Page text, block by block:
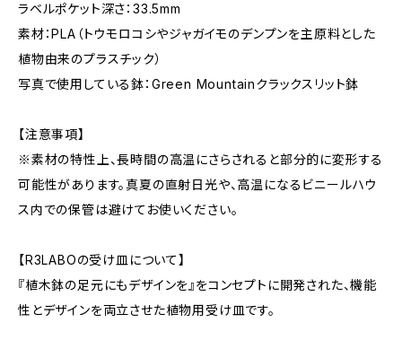
ラベルポケット深さ：33.5mm
素材：PLA（トウモロコシやジャガイモのデンプンを主原料とした
植物由来のプラスチック）
写真で使用している鉢：Green Mountainクラックスリット鉢
【注意事項】
※素材の特性上、長時間の高温にさらされると部分的に変形する
可能性があります。真夏の直射日光や、高温になるビニールハウ
ス内での保管は避けてお使いください。
【R3LABOの受け皿について】
『植木鉢の足元にもデザインを』をコンセプトに開発された、機能
性とデザインを両立させた植物用受け皿です。